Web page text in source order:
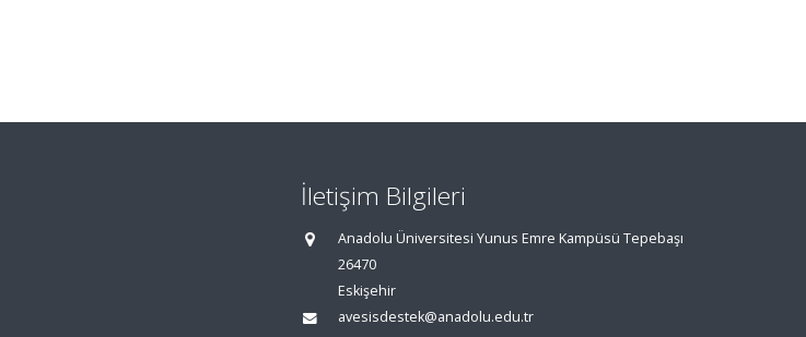
İletişim Bilgileri
Anadolu Üniversitesi Yunus Emre Kampüsü Tepebaşı
26470
Eskişehir
avesisdestek@anadolu.edu.tr